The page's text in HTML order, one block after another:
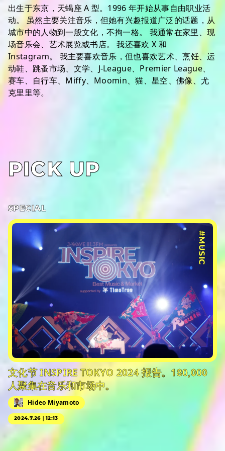
出生于东京，天蝎座 A 型。1996 年开始从事自由职业活
动。 虽然主要关注音乐，但她有兴趣报道广泛的话题，从
城市中的人物到一般文化，不拘一格。 我通常在家里、现
场音乐会、艺术展览或书店。 我还喜欢 X 和
Instagram。 我主要喜欢音乐，但也喜欢艺术、烹饪、运
动鞋、跳蚤市场、文学、J-League、Premier League、
赛车、自行车、Miffy、Moomin、猫、星空、佛像、尤
克里里等。
PICK UP
SPECIAL
#MUSIC
文化节 INSPIRE TOKYO 2024 报告。180,000
人聚集在音乐和市场中。
Hideo Miyamoto
2024.7.26｜12:13